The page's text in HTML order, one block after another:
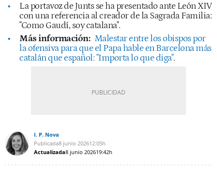
La portavoz de Junts se ha presentado ante León XIV
con una referencia al creador de la Sagrada Familia:
"Como Gaudí, soy catalana".
Más información: Malestar entre los obispos por
la ofensiva para que el Papa hable en Barcelona más
catalán que español: "Importa lo que diga".
I. P. Nova
Publicada8 junio 202612:05h
Actualizada8 junio 202619:42h